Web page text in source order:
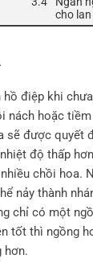
cho
hồ điệp khi
nách hoặc
sẽ được quyết
độ thấp
chồi hoa.
nảy thành
chỉ có một
tốt thì ngồng
hơn.